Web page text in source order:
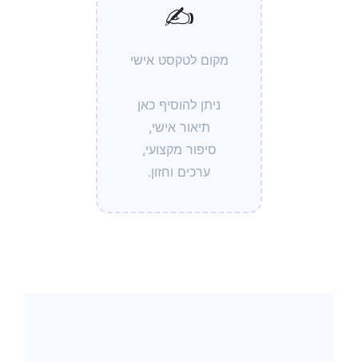
✍️
מקום לטקסט אישי
ניתן להוסיף כאן
תיאור אישי,
סיפור מקצועי,
ערכים וחזון.